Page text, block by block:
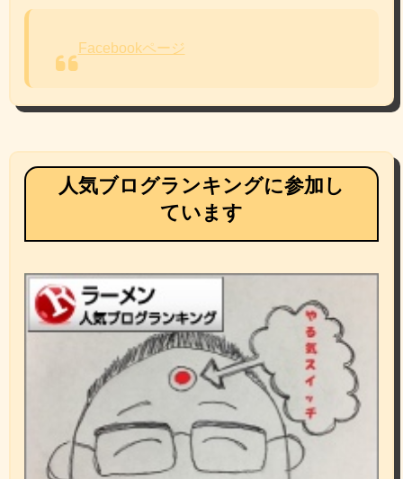
Facebookページ
人気ブログランキングに参加し
ています